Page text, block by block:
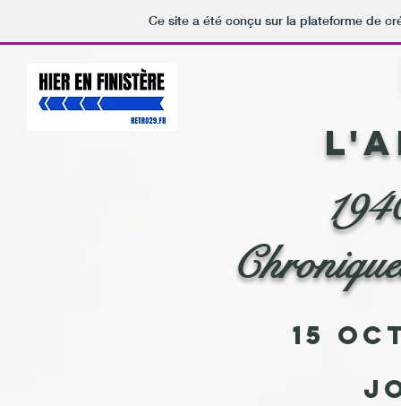
Ce site a été conçu sur la plateforme de
15